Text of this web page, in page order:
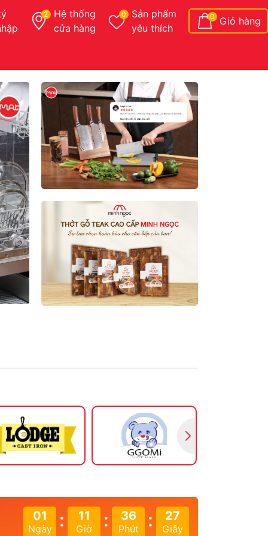
2
Hệ thống
cửa hàng
0
Sản phẩm
yêu thích
0 Giỏ hàng
01
Ngày : 11
Giờ : 36
Phút : 26
Giây